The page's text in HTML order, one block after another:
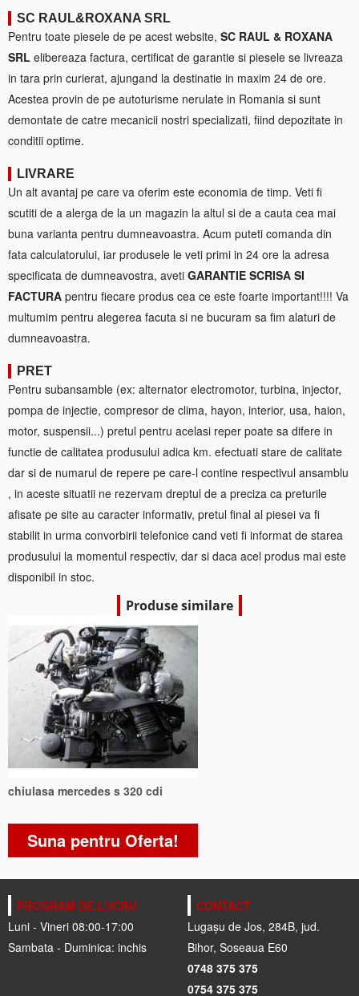
SC RAUL&ROXANA SRL
Pentru toate piesele de pe acest website, SC RAUL & ROXANA
SRL elibereaza factura, certificat de garantie si piesele se livreaza
in tara prin curierat, ajungand la destinatie in maxim 24 de ore.
Acestea provin de pe autoturisme nerulate in Romania si sunt
demontate de catre mecanicii nostri specializati, fiind depozitate in
conditii optime.
LIVRARE
Un alt avantaj pe care va oferim este economia de timp. Veti fi
scutiti de a alerga de la un magazin la altul si de a cauta cea mai
buna varianta pentru dumneavoastra. Acum puteti comanda din
fata calculatorului, iar produsele le veti primi in 24 ore la adresa
specificata de dumneavostra, aveti GARANTIE SCRISA SI
FACTURA pentru fiecare produs cea ce este foarte important!!!! Va
multumim pentru alegerea facuta si ne bucuram sa fim alaturi de
dumneavoastra.
PRET
Pentru subansamble (ex: alternator electromotor, turbina, injector,
pompa de injectie, compresor de clima, hayon, interior, usa, haion,
motor, suspensii...) pretul pentru acelasi reper poate sa difere in
functie de calitatea produsului adica km. efectuati stare de calitate
dar si de numarul de repere pe care-l contine respectivul ansamblu
, in aceste situatii ne rezervam dreptul de a preciza ca preturile
afisate pe site au caracter informativ, pretul final al piesei va fi
stabilit in urma convorbirii telefonice cand veti fi informat de starea
produsului la momentul respectiv, dar si daca acel produs mai este
disponibil in stoc.
Produse similare
chiulasa mercedes s 320 cdi
Suna pentru Oferta!
PROGRAM DE LUCRU
Luni - Vineri 08:00-17:00
Sambata - Duminica: inchis
CONTACT
Lugașu de Jos, 284B, jud.
Bihor, Soseaua E60
0748 375 375
0754 375 375